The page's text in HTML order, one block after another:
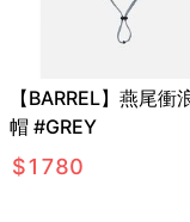
【BARREL】燕尾衝
帽 #GREY
$1780